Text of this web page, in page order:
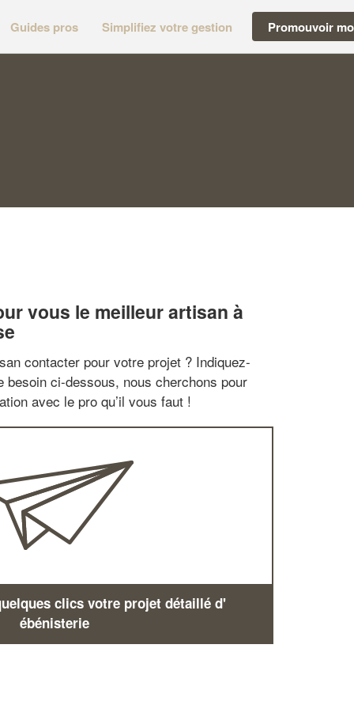
Guides pros Simplifiez votre gestion Promouvoir
vous le meilleur artisan à
contacter pour votre projet ? Indiquez-
besoin ci-dessous, nous cherchons pour
avec le pro qu’il vous faut !
clics votre projet détaillé d'
ébénisterie